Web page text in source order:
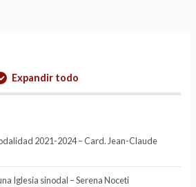
Expandir todo
2021-2024 – Card. Jean-Claude
Iglesia sinodal – Serena Noceti